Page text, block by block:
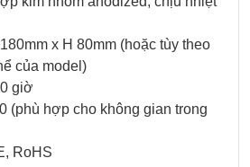
x H 80mm (hoặc tùy theo
của model)
giờ
(phù hợp cho không gian trong
RoHS